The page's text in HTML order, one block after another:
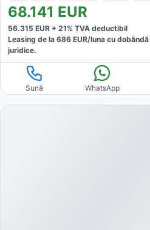
68.141 EUR
56.315 EUR + 21% TVA deductibil
Leasing de la 686 EUR/luna cu dobăndă
juridice.
Sună WhatsApp